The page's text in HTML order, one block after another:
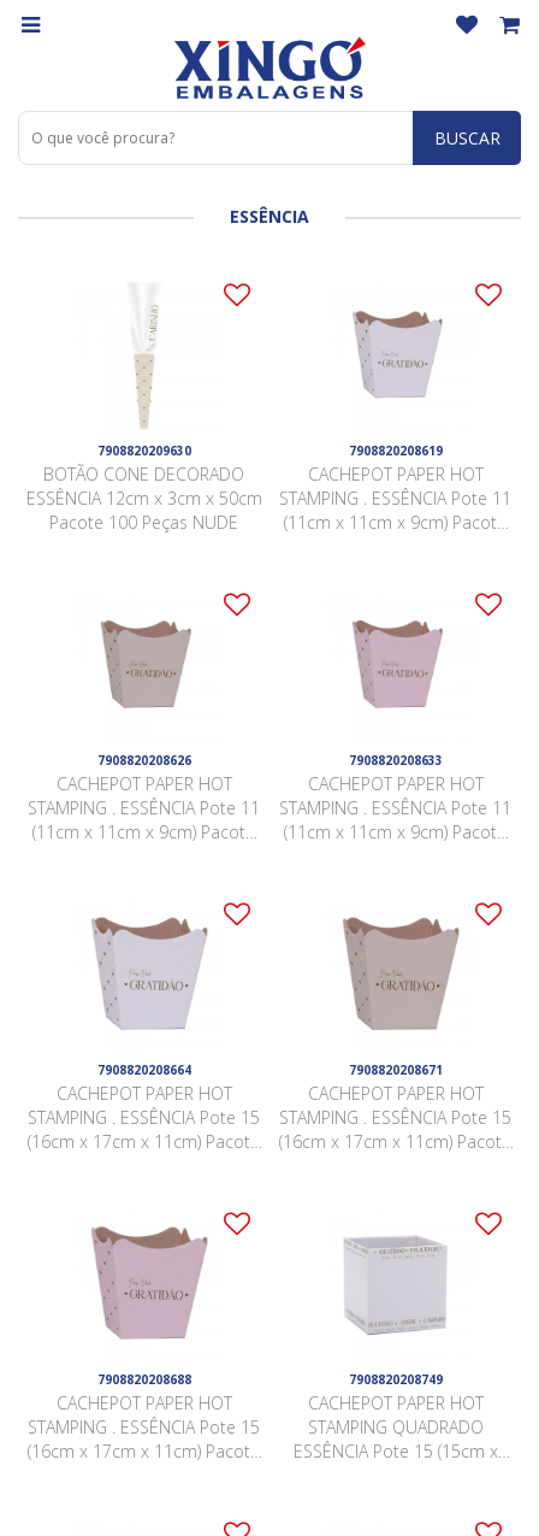
BUSCAR
ESSÊNCIA
7908820209630
BOTÃO CONE DECORADO
ESSÊNCIA 12cm x 3cm x 50cm
Pacote 100 Peças NUDE
7908820208619
CACHEPOT PAPER HOT
STAMPING . ESSÊNCIA Pote 11
(11cm x 11cm x 9cm) Pacote
7908820208626
CACHEPOT PAPER HOT
STAMPING . ESSÊNCIA Pote 11
(11cm x 11cm x 9cm) Pacote
7908820208633
CACHEPOT PAPER HOT
STAMPING . ESSÊNCIA Pote 11
(11cm x 11cm x 9cm) Pacote
7908820208664
CACHEPOT PAPER HOT
STAMPING . ESSÊNCIA Pote 15
(16cm x 17cm x 11cm) Pacote
7908820208671
CACHEPOT PAPER HOT
STAMPING . ESSÊNCIA Pote 15
(16cm x 17cm x 11cm) Pacote
7908820208688
CACHEPOT PAPER HOT
STAMPING . ESSÊNCIA Pote 15
(16cm x 17cm x 11cm) Pacote
7908820208749
CACHEPOT PAPER HOT
STAMPING QUADRADO
ESSÊNCIA Pote 15 (15cm x